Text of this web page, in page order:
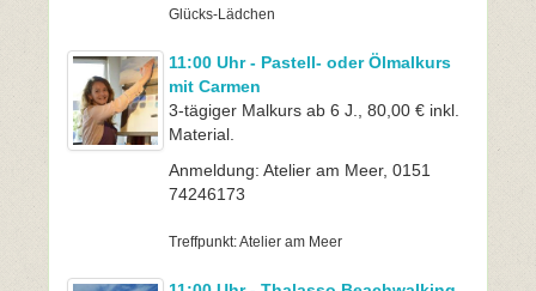
Glücks-Lädchen
11:00 Uhr - Pastell- oder Ölmalkurs
mit Carmen
3-tägiger Malkurs ab 6 J., 80,00 € inkl.
Material.
Anmeldung: Atelier am Meer, 0151
74246173
Treffpunkt: Atelier am Meer